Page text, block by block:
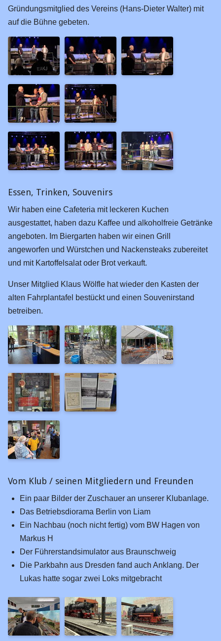
13.11.2011
10.04.2005
11.05.2001
Bf Reissdorf
Awanst. Zunft
Bf Königsbach
Hp Malzmühle
Bf Warstein
Baustellen
Zuggarnituren
Lok-Treffen
Module
Richtlinien
Blog
Status der Module
Probeaufbau 2018
Planung Kerpen 2022
Planung Kerpen 2024
Modulausstellung 2025
Planungen Kerpen 2026
Fahrten
2025
2024
2022
2019
2017
2016
2015
2014
2013
2012
Gründungsmitglied des Vereins (Hans-Dieter Walter) mit
auf die Bühne gebeten.
Essen, Trinken, Souvenirs
Wir haben eine Cafeteria mit leckeren Kuchen
ausgestattet, haben dazu Kaffee und alkoholfreie Getränke
angeboten. Im Biergarten haben wir einen Grill
angeworfen und Würstchen und Nackensteaks zubereitet
und mit Kartoffelsalat oder Brot verkauft.
Unser Mitglied Klaus Wölfle hat wieder den Kasten der
alten Fahrplantafel bestückt und einen Souvenirstand
betreiben.
Vom Klub / seinen Mitgliedern und Freunden
Ein paar Bilder der Zuschauer an unserer Klubanlage.
Das Betriebsdiorama Berlin von Liam
Ein Nachbau (noch nicht fertig) vom BW Hagen von
Markus H
Der Führerstandsimulator aus Braunschweig
Die Parkbahn aus Dresden fand auch Anklang. Der
Lukas hatte sogar zwei Loks mitgebracht